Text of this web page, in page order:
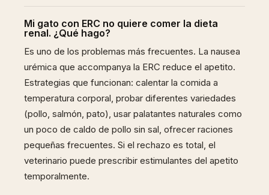
Mi gato con ERC no quiere comer la dieta
renal. ¿Qué hago?
Es uno de los problemas más frecuentes. La nausea
urémica que accompanya la ERC reduce el apetito.
Estrategias que funcionan: calentar la comida a
temperatura corporal, probar diferentes variedades
(pollo, salmón, pato), usar palatantes naturales como
un poco de caldo de pollo sin sal, ofrecer raciones
pequeñas frecuentes. Si el rechazo es total, el
veterinario puede prescribir estimulantes del apetito
temporalmente.